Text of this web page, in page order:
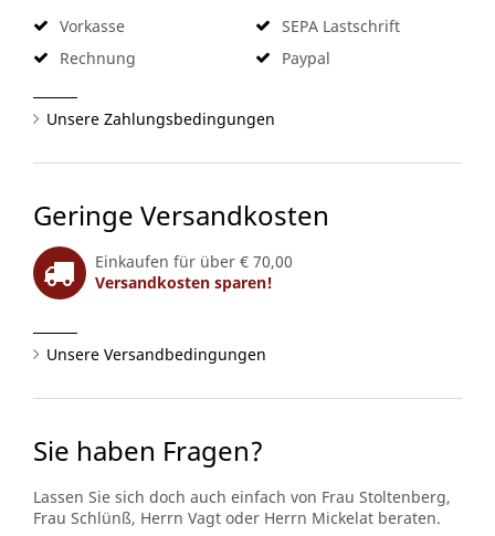
Vorkasse
Rechnung
SEPA Lastschrift
Paypal
Unsere Zahlungsbedingungen
Geringe Versandkosten
Einkaufen für über € 70,00
Versandkosten sparen!
Unsere Versandbedingungen
Sie haben Fragen?
Lassen Sie sich doch auch einfach von Frau Stoltenberg,
Frau Schlünß, Herrn Vagt oder Herrn Mickelat beraten.